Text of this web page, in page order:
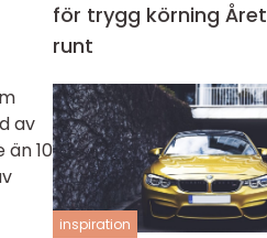
av
10
för trygg körning Året
runt
inspiration